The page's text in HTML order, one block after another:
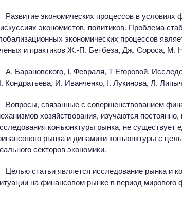
Развитие экономических процессов в
экономистов, политиков. Проблема
экономических процессов
и практиков Ж.-П. Бетбеза, Дж. Сороса, М.
А. Барановского, I. Февраля, Т Егоровой.
Кондратьева, И. Иванченко, I. Лукинова, Л.
Вопросы, связанные с совершенствованием
хозяйствования, изучаются
конъюнктуры рынка, не существует
рынка и динамики конъюнктуры с
секторов экономики.
Целью статьи является исследование рынка и
на финансовом рынке в период мирового